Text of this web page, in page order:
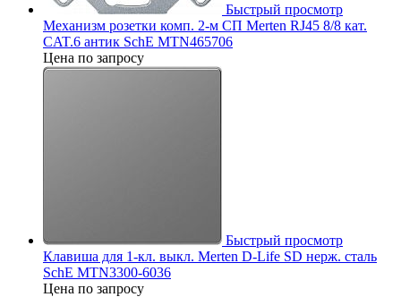
Быстрый просмотр
Механизм розетки комп. 2-м СП Merten RJ45 8/8 кат.
CAT.6 антик SchE MTN465706
Цена по запросу
Быстрый просмотр
Клавиша для 1-кл. выкл. Merten D-Life SD нерж. сталь
SchE MTN3300-6036
Цена по запросу